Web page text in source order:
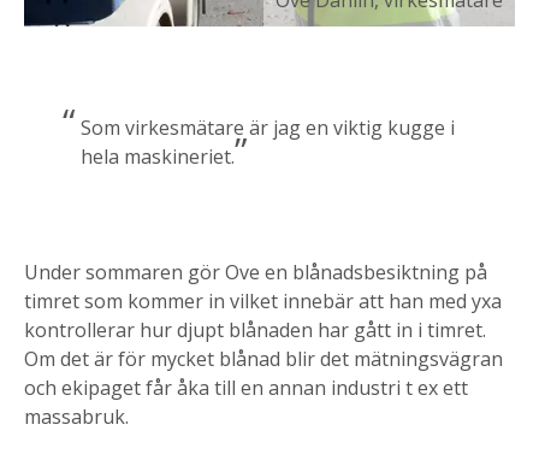
Som virkesmätare är jag en viktig kugge i
hela maskineriet.
Under sommaren gör Ove en blånadsbesiktning på
timret som kommer in vilket innebär att han med yxa
kontrollerar hur djupt blånaden har gått in i timret.
Om det är för mycket blånad blir det mätningsvägran
och ekipaget får åka till en annan industri t ex ett
massabruk.